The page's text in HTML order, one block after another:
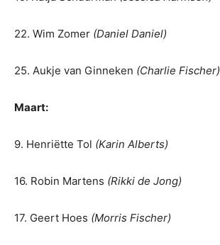
22. Wim Zomer (Daniel Daniel)
25. Aukje van Ginneken (Charlie Fischer)
Maart:
9. Henriëtte Tol (Karin Alberts)
16. Robin Martens (Rikki de Jong)
17. Geert Hoes (Morris Fischer)